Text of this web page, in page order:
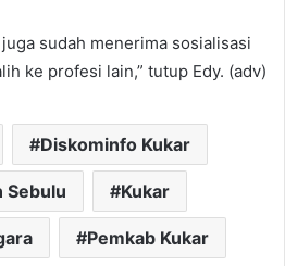
sudah menerima sosialisasi
ke profesi lain,” tutup Edy. (adv)
Diskominfo Kukar
Sebulu Kukar
Pemkab Kukar